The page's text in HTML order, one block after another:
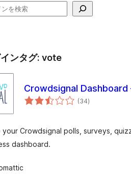
ンタグ: vote
Crowdsignal
(34個
の)
your Crowdsignal polls, surveys,
dashboard.